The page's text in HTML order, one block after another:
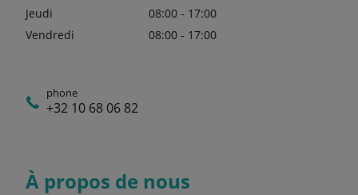
Jeudi
08:00 - 17:00
Vendredi
08:00 - 17:00
phone
+32 10 68 06 82
À propos de nous